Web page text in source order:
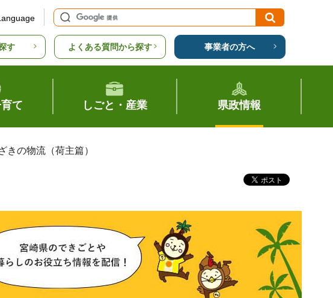
す よくある質問から探す 事業者の方へ
て しごと・産業 県政情報
きの物流（荷主篇）